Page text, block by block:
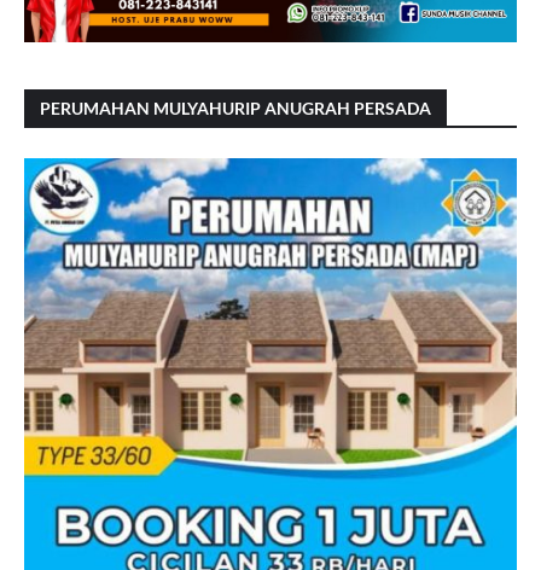
PERUMAHAN MULYAHURIP ANUGRAH PERSADA